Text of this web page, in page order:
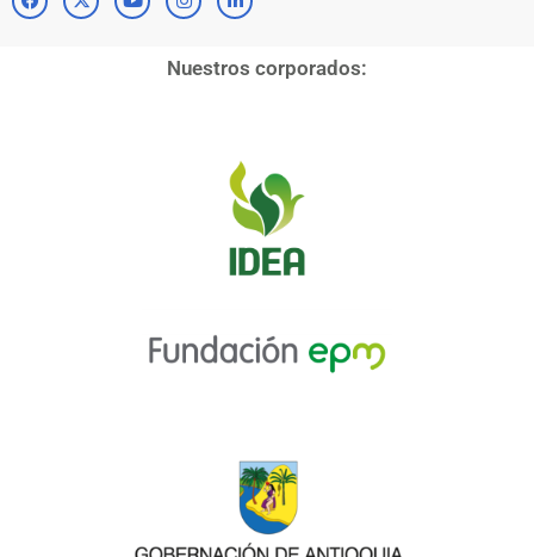
Nuestros corporados: